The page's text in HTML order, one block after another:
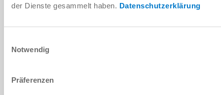
der Dienste gesammelt haben. Datenschutzerklärung
Notwendig
Präferenzen